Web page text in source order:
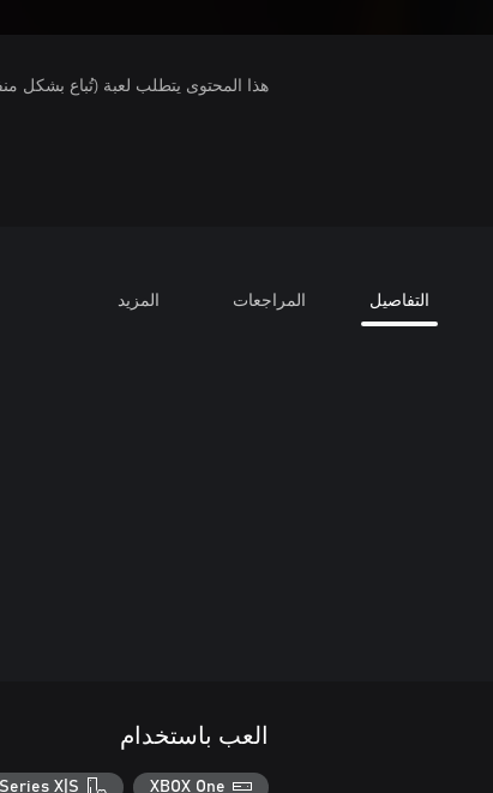
هذا المحتوى يتطلب لعبة (تُباع بشكل
التفاصيل المراجعات المزيد
العب باستخدام
XBOX One
X|S